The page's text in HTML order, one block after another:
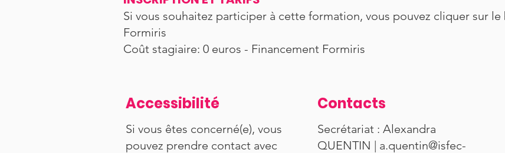
Si vous souhaitez participer à cette formation, vous pouvez cliquer sur
Formiris
Coût stagiaire: 0 euros - Financement Formiris
Si vous êtes concerné(e), vous
pouvez prendre contact avec
Accessibilité Contacts
Secrétariat : Alexandra
QUENTIN | a.quentin@isfec-